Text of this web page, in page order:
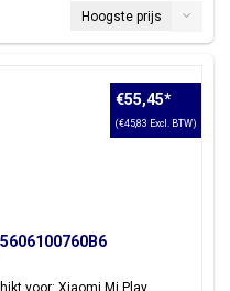
Hoogste prijs
voor: Xiaomi Mi Play
€55,45*
(€45,83 Excl. BTW)